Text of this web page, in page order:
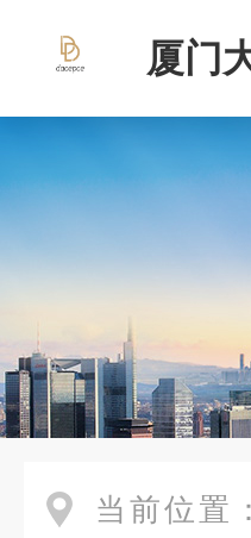
厦门
当前位置：